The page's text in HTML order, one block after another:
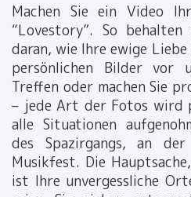
Machen Sie ein Video
“Lovestory”. So
daran, wie Ihre ewige Liebe
persönlichen Bilder vor
Treffen oder machen Sie
– jede Art der Fotos wird
alle Situationen
des Spazirgangs, an
Musikfest. Die
ist Ihre unvergessliche